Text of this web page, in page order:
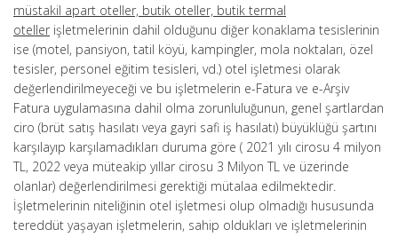
müstakil apart oteller, butik oteller, butik termal
oteller işletmelerinin dahil olduğunu diğer konaklama tesislerinin
ise (motel, pansiyon, tatil köyü, kampingler, mola noktaları, özel
tesisler, personel eğitim tesisleri, vd.) otel işletmesi olarak
değerlendirilmeyeceği ve bu işletmelerin e-Fatura ve e-Arşiv
Fatura uygulamasına dahil olma zorunluluğunun, genel şartlardan
ciro (brüt satış hasılatı veya gayri safi iş hasılatı) büyüklüğü şartını
karşılayıp karşılamadıkları duruma göre ( 2021 yılı cirosu 4 milyon
TL, 2022 veya müteakip yıllar cirosu 3 Milyon TL ve üzerinde
olanlar) değerlendirilmesi gerektiği mütalaa edilmektedir.
İşletmelerinin niteliğinin otel işletmesi olup olmadığı hususunda
tereddüt yaşayan işletmelerin, sahip oldukları ve işletmelerinin